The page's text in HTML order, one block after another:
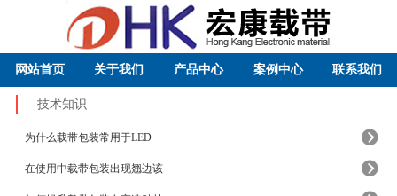
网站首页 关于我们 产品中心 案例中心 联系我们
技术知识
为什么载带包装常用于LED
在使用中载带包装出现翘边该